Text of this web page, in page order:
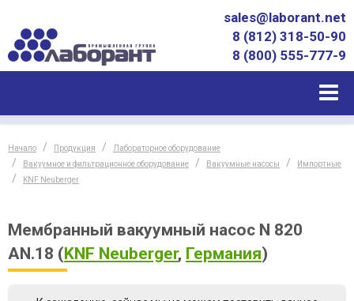
sales@laborant.net
8 (812) 318-50-90
8 (800) 555-777-9
Начало Продукция
Лабораторное оборудование
Вакуумное и фильтрационное оборудование
Вакуумные насосы
Импортные
KNF Neuberger
Мембранный вакуумный насос N 820
AN.18 (KNF Neuberger, Германия)